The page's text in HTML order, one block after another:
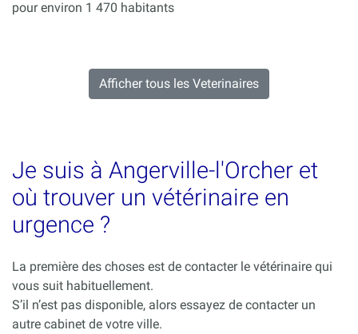
pour environ 1 470 habitants
Afficher tous les Veterinaires
Je suis à Angerville-l'Orcher et
où trouver un vétérinaire en
urgence ?
La première des choses est de contacter le vétérinaire qui
vous suit habituellement.
S’il n’est pas disponible, alors essayez de contacter un
autre cabinet de votre ville.